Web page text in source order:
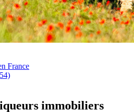
France
immobiliers